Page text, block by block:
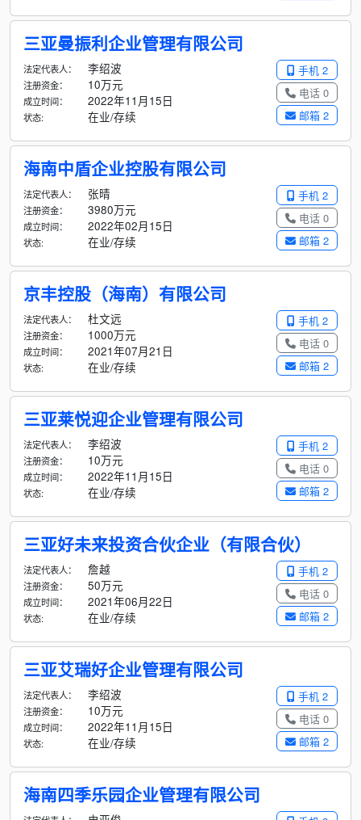
三亚曼振利企业管理有限公司
手机 2
电话 0
邮箱 2
法定代表人： 李绍波
注册资金： 10万元
成立时间： 2022年11月15日
状态: 在业/存续
海南中盾企业控股有限公司
手机 2
电话 0
邮箱 2
法定代表人： 张晴
注册资金： 3980万元
成立时间： 2022年02月15日
状态: 在业/存续
京丰控股（海南）有限公司
手机 2
电话 0
邮箱 2
法定代表人： 杜文远
注册资金： 1000万元
成立时间： 2021年07月21日
状态: 在业/存续
三亚莱悦迎企业管理有限公司
手机 2
电话 0
邮箱 2
法定代表人： 李绍波
注册资金： 10万元
成立时间： 2022年11月15日
状态: 在业/存续
三亚好未来投资合伙企业（有限合伙）
手机 2
电话 0
邮箱 2
法定代表人： 詹越
注册资金： 50万元
成立时间： 2021年06月22日
状态: 在业/存续
三亚艾瑞好企业管理有限公司
手机 2
电话 0
邮箱 2
法定代表人： 李绍波
注册资金： 10万元
成立时间： 2022年11月15日
状态: 在业/存续
海南四季乐园企业管理有限公司